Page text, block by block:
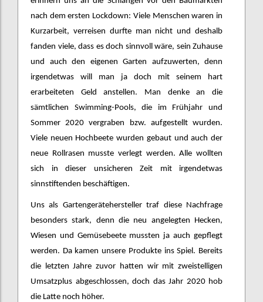
nach dem ersten Lockdown: Viele Menschen waren in
Kurzarbeit, verreisen durfte man nicht und deshalb
fanden viele, dass es doch sinnvoll wäre, sein Zuhause
und auch den eigenen Garten aufzuwerten, denn
irgendetwas will man ja doch mit seinem hart
erarbeiteten Geld anstellen. Man denke an die
sämtlichen Swimming-Pools, die im Frühjahr und
Sommer 2020 vergraben bzw. aufgestellt wurden.
Viele neuen Hochbeete wurden gebaut und auch der
neue Rollrasen musste verlegt werden. Alle wollten
sich in dieser unsicheren Zeit mit irgendetwas
sinnstiftenden beschäftigen.
Uns als Gartengerätehersteller traf diese Nachfrage
besonders stark, denn die neu angelegten Hecken,
Wiesen und Gemüsebeete mussten ja auch gepflegt
werden. Da kamen unsere Produkte ins Spiel. Bereits
die letzten Jahre zuvor hatten wir mit zweistelligen
Umsatzplus abgeschlossen, doch das Jahr 2020 hob
die Latte noch höher.